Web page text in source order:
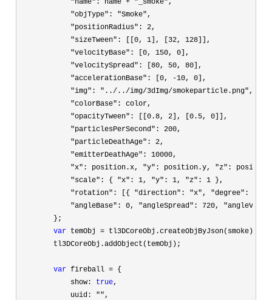
"name": name + "_smoke",
"objType": "Smoke",
"positionRadius": 2,
"sizeTween": [[0, 1], [32, 128 ]],
"velocityBase": [0, 150, 0 ],
"velocitySpread": [80, 50, 80 ],
"accelerationBase": [0, -10, 0 ],
"img": "../../img/3dImg/smokeparticle.png",
"colorBase" : color,
"opacityTween": [[0.8, 2], [0.5, 0 ]],
"particlesPerSecond": 200,
"particleDeathAge": 2,
"emitterDeathAge": 10000,
"x": position.x, "y": position.y, "z" :
"scale": { "x": 1, "y": 1, "z": 1 },
"rotation": [{ "direction": "x", "degree": 0
"angleBase": 0, "angleSpread": 720,
        };
var temObj = tl3DCoreObj.createObjByJson(smoke);
        tl3DCoreObj.addObject(temObj);
var fireball = {
            show:
true,
            uuid:
"",